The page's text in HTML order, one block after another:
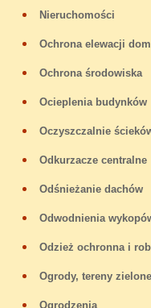
Nieruchomości
Ochrona elewacji
Ochrona środowiska
Ocieplenia budynków
Oczyszczalnie
Odkurzacze centralne
Odśnieżanie dachów
Odwodnienia
Odzież ochronna i
Ogrody, tereny zielone
Ogrodzenia